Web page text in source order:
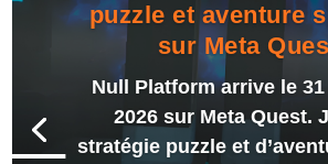
puzzle et aventure
sur Meta
Null Platform arrive le
2026 sur Meta Quest.
stratégie puzzle et